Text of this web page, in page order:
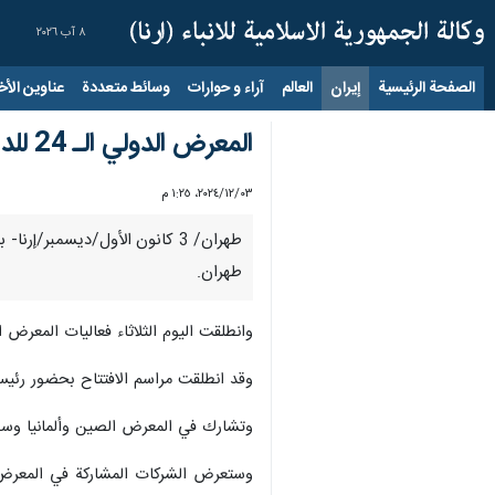
٨ آب ٢٠٢٦
الصفحة الرئيسية إيران العالم آراء و حوارات وسائط متعددة عناوين
المعرض الدولي الـ 24 للدهانات والطلاءات الصناعية يبدأ أعماله في طهران
٠٣‏/١٢‏/٢٠٢٤، ١:٢٥ م